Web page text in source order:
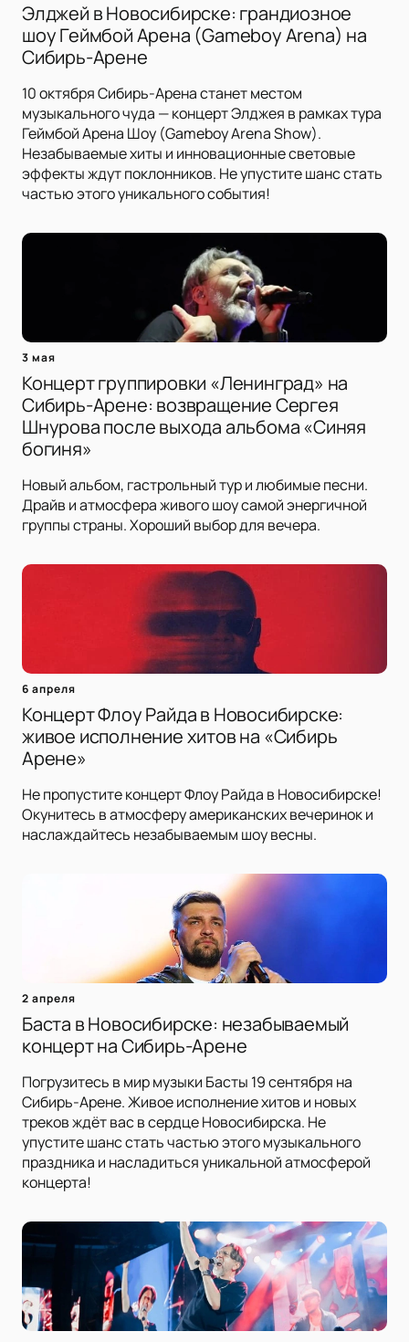
Элджей в Новосибирске: грандиозное
шоу Геймбой Арена (Gameboy Arena) на
Сибирь-Арене
10 октября Сибирь-Арена станет местом
музыкального чуда — концерт Элджея в рамках тура
Геймбой Арена Шоу (Gameboy Arena Show).
Незабываемые хиты и инновационные световые
эффекты ждут поклонников. Не упустите шанс стать
частью этого уникального события!
3 мая
Концерт группировки «Ленинград» на
Сибирь-Арене: возвращение Сергея
Шнурова после выхода альбома «Синяя
богиня»
Новый альбом, гастрольный тур и любимые песни.
Драйв и атмосфера живого шоу самой энергичной
группы страны. Хороший выбор для вечера.
6 апреля
Концерт Флоу Райда в Новосибирске:
живое исполнение хитов на «Сибирь
Арене»
Не пропустите концерт Флоу Райда в Новосибирске!
Окунитесь в атмосферу американских вечеринок и
наслаждайтесь незабываемым шоу весны.
2 апреля
Баста в Новосибирске: незабываемый
концерт на Сибирь-Арене
Погрузитесь в мир музыки Басты 19 сентября на
Сибирь-Арене. Живое исполнение хитов и новых
треков ждёт вас в сердце Новосибирска. Не
упустите шанс стать частью этого музыкального
праздника и насладиться уникальной атмосферой
концерта!